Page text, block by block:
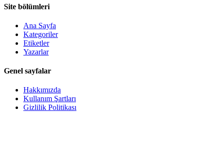
Site bölümleri
Ana Sayfa
Kategoriler
Etiketler
Yazarlar
Genel sayfalar
Hakkımızda
Kullanım Şartları
Gizlilik Politikası